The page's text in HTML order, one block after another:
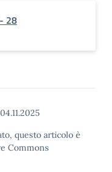
28
04.11.2025
questo articolo è
Commons